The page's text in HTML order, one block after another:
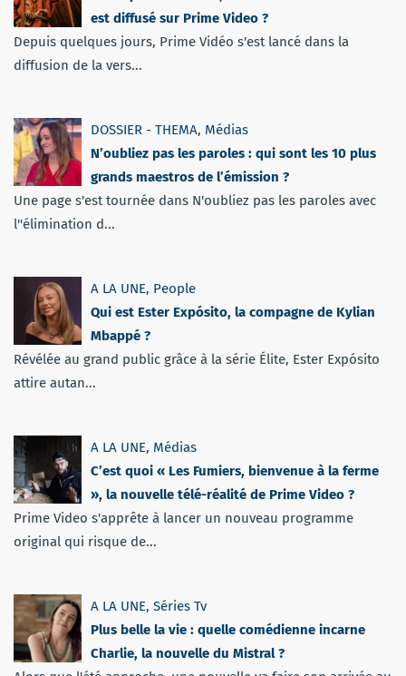
est diffusé sur Prime Video ?
Depuis quelques jours, Prime Vidéo s'est lancé dans la
diffusion de la vers...
DOSSIER - THEMA, Médias
N’oubliez pas les paroles : qui sont les 10 plus
grands maestros de l’émission ?
Une page s'est tournée dans N'oubliez pas les paroles avec
l''élimination d...
A LA UNE, People
Qui est Ester Expósito, la compagne de Kylian
Mbappé ?
Révélée au grand public grâce à la série Élite, Ester Expósito
attire autan...
A LA UNE, Médias
C’est quoi « Les Fumiers, bienvenue à la ferme
», la nouvelle télé-réalité de Prime Video ?
Prime Video s'apprête à lancer un nouveau programme
original qui risque de...
A LA UNE, Séries Tv
Plus belle la vie : quelle comédienne incarne
Charlie, la nouvelle du Mistral ?